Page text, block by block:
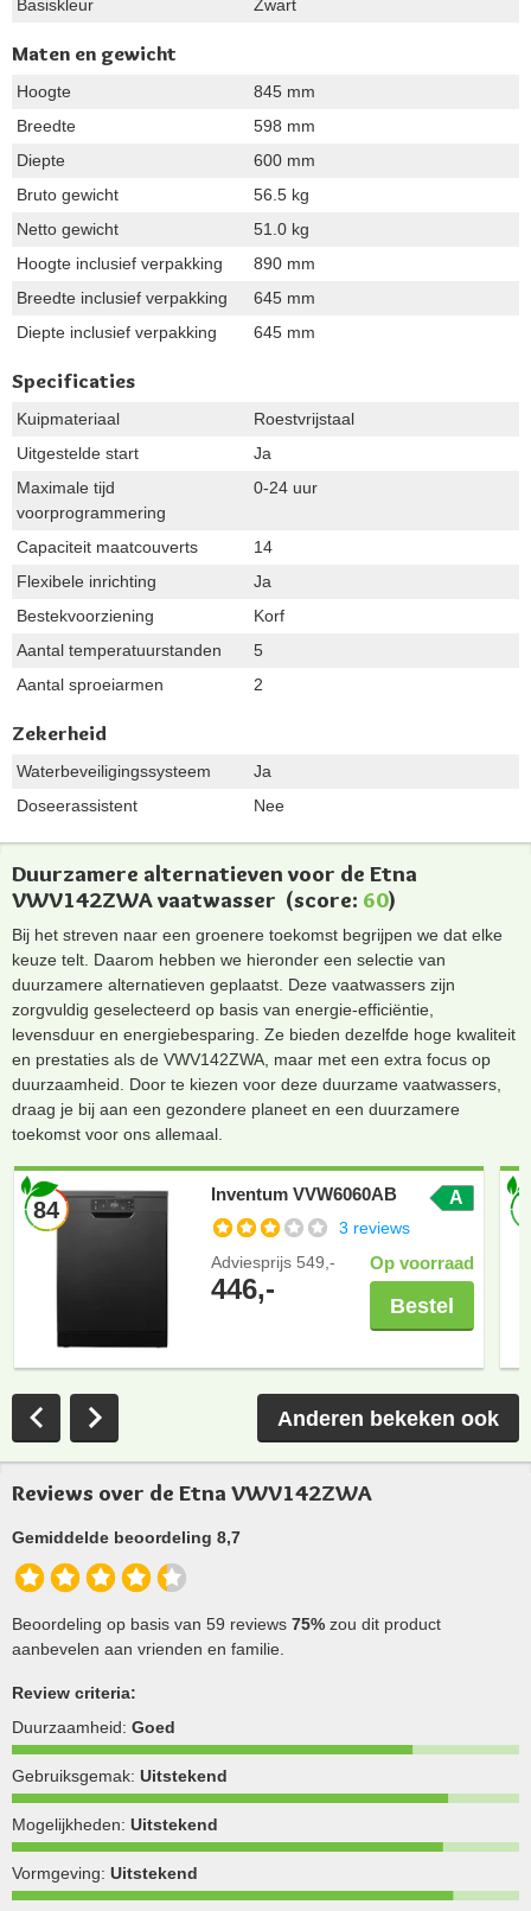
Basiskleur Zwart
Maten en gewicht
Hoogte
845 mm
Breedte
598 mm
Diepte
600 mm
Bruto gewicht
56.5 kg
Netto gewicht
51.0 kg
Hoogte inclusief verpakking
890 mm
Breedte inclusief verpakking
645 mm
Diepte inclusief verpakking
645 mm
Specificaties
Kuipmateriaal
Roestvrijstaal
Uitgestelde start
Ja
Maximale tijd
voorprogrammering
0-24 uur
Capaciteit maatcouverts
14
Flexibele inrichting
Ja
Bestekvoorziening
Korf
Aantal temperatuurstanden
5
Aantal sproeiarmen
2
Zekerheid
Waterbeveiligingssysteem
Ja
Doseerassistent
Nee
Duurzamere alternatieven voor de Etna
VWV142ZWA vaatwasser (score: 60)
Bij het streven naar een groenere toekomst begrijpen we dat elke
keuze telt. Daarom hebben we hieronder een selectie van
duurzamere alternatieven geplaatst. Deze vaatwassers zijn
zorgvuldig geselecteerd op basis van energie-efficiëntie,
levensduur en energiebesparing. Ze bieden dezelfde hoge kwaliteit
en prestaties als de VWV142ZWA, maar met een extra focus op
duurzaamheid. Door te kiezen voor deze duurzame vaatwassers,
draag je bij aan een gezondere planeet en een duurzamere
toekomst voor ons allemaal.
84
Inventum VVW6060AB A
3 reviews
Adviesprijs 549,-
446,-
Op voorraad
Bestel
Anderen bekeken ook
Reviews over de Etna VWV142ZWA
Gemiddelde beoordeling 8,7
Beoordeling op basis van 59 reviews 75% zou dit product
aanbevelen aan vrienden en familie.
Review criteria:
Duurzaamheid: Goed
Gebruiksgemak: Uitstekend
Mogelijkheden: Uitstekend
Vormgeving: Uitstekend